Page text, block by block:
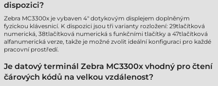
dispozici?
Zebra MC3300x je vybaven 4" dotykovým displejem doplněným
fyzickou klávesnicí. K dispozici jsou tři varianty rozložení: 29tlačítková
numerická, 38tlačítková numerická s funkčními tlačítky a 47tlačítková
alfanumerická verze, takže je možné zvolit ideální konfiguraci pro každé
pracovní prostředí.
Je datový terminál Zebra MC3300x vhodný pro čtení
čárových kódů na velkou vzdálenost?